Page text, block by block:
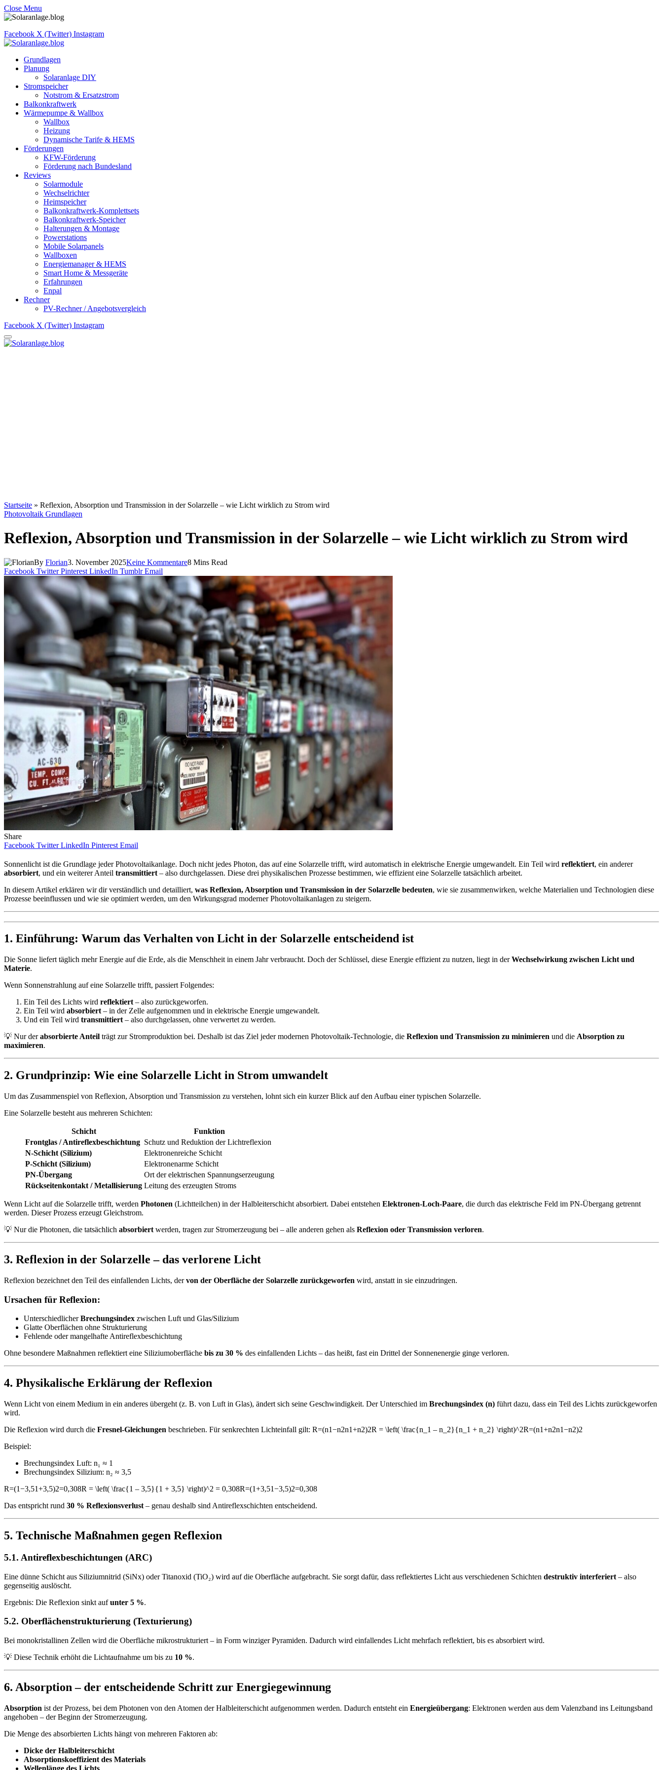
Close Menu
Facebook X (Twitter) Instagram
Grundlagen
Planung
Solaranlage DIY
Stromspeicher
Notstrom & Ersatzstrom
Balkonkraftwerk
Wärmepumpe & Wallbox
Wallbox
Heizung
Dynamische Tarife & HEMS
Förderungen
KFW-Förderung
Förderung nach Bundesland
Reviews
Solarmodule
Wechselrichter
Heimspeicher
Balkonkraftwerk-Komplettsets
Balkonkraftwerk-Speicher
Halterungen & Montage
Powerstations
Mobile Solarpanels
Wallboxen
Energiemanager & HEMS
Smart Home & Messgeräte
Erfahrungen
Enpal
Rechner
PV-Rechner / Angebotsvergleich
Facebook X (Twitter) Instagram
Startseite » Reflexion, Absorption und Transmission in der Solarzelle – wie Licht wirklich zu Strom wird
Photovoltaik Grundlagen
Reflexion, Absorption und Transmission in der Solarzelle – wie Licht wirklich zu Strom wird
By Florian3. November 2025Keine Kommentare8 Mins Read
Facebook Twitter Pinterest LinkedIn Tumblr Email
Share
Facebook Twitter LinkedIn Pinterest Email
Sonnenlicht ist die Grundlage jeder Photovoltaikanlage. Doch nicht jedes Photon, das auf eine Solarzelle trifft, wird automatisch in elektrische Energie umgewandelt. Ein Teil wird reflektiert, ein anderer
absorbiert, und ein weiterer Anteil transmittiert – also durchgelassen. Diese drei physikalischen Prozesse bestimmen, wie effizient eine Solarzelle tatsächlich arbeitet.
In diesem Artikel erklären wir dir verständlich und detailliert, was Reflexion, Absorption und Transmission in der Solarzelle bedeuten, wie sie zusammenwirken, welche Materialien und Technologien diese
Prozesse beeinflussen und wie sie optimiert werden, um den Wirkungsgrad moderner Photovoltaikanlagen zu steigern.
1. Einführung: Warum das Verhalten von Licht in der Solarzelle entscheidend ist
Die Sonne liefert täglich mehr Energie auf die Erde, als die Menschheit in einem Jahr verbraucht. Doch der Schlüssel, diese Energie effizient zu nutzen, liegt in derWechselwirkung zwischen Licht und
Materie.
Wenn Sonnenstrahlung auf eine Solarzelle trifft, passiert Folgendes:
Ein Teil des Lichts wird reflektiert – also zurückgeworfen.
Ein Teil wird absorbiert – in der Zelle aufgenommen und in elektrische Energie umgewandelt.
Und ein Teil wird transmittiert – also durchgelassen, ohne verwertet zu werden.
💡 Nur derabsorbierte Anteil trägt zur Stromproduktion bei. Deshalb ist das Ziel jeder modernen Photovoltaik-Technologie, die Reflexion und Transmission zu minimieren und die Absorption zu
maximieren.
2. Grundprinzip: Wie eine Solarzelle Licht in Strom umwandelt
Um das Zusammenspiel von Reflexion, Absorption und Transmission zu verstehen, lohnt sich ein kurzer Blick auf den Aufbau einer typischen Solarzelle.
Eine Solarzelle besteht aus mehreren Schichten:
Schicht
Funktion
Frontglas / Antireflexbeschichtung Schutz und Reduktion der Lichtreflexion
N-Schicht (Silizium)
Elektronenreiche Schicht
P-Schicht (Silizium)
Elektronenarme Schicht
PN-Übergang
Ort der elektrischen Spannungserzeugung
Rückseitenkontakt / Metallisierung Leitung des erzeugten Stroms
Wenn Licht auf die Solarzelle trifft, werden Photonen (Lichtteilchen) in der Halbleiterschicht absorbiert. Dabei entstehen Elektronen-Loch-Paare, die durch das elektrische Feld im PN-Übergang getrennt
werden. Dieser Prozess erzeugt Gleichstrom.
💡 Nur die Photonen, die tatsächlich absorbiert werden, tragen zur Stromerzeugung bei – alle anderen gehen als Reflexion oder Transmission verloren.
3. Reflexion in der Solarzelle – das verlorene Licht
Reflexion bezeichnet den Teil des einfallenden Lichts, dervon der Oberfläche der Solarzelle zurückgeworfen wird, anstatt in sie einzudringen.
Ursachen für Reflexion:
UnterschiedlicherBrechungsindex zwischen Luft und Glas/Silizium
Glatte Oberflächen ohne Strukturierung
Fehlende oder mangelhafte Antireflexbeschichtung
Ohne besondere Maßnahmen reflektiert eine Siliziumoberfläche bis zu 30 % des einfallenden Lichts – das heißt, fast ein Drittel der Sonnenenergie ginge verloren.
4. Physikalische Erklärung der Reflexion
Wenn Licht von einem Medium in ein anderes übergeht (z. B. von Luft in Glas), ändert sich seine Geschwindigkeit. Der Unterschied im Brechungsindex (n) führt dazu, dass ein Teil des Lichts zurückgeworfen
wird.
Die Reflexion wird durch die Fresnel-Gleichungen beschrieben. Für senkrechten Lichteinfall gilt: R=(n1−n2n1+n2)2R = \left( \frac{n_1 – n_2}{n_1 + n_2} \right)^2R=(n1​+n2​n1​−n2​​)2
Beispiel:
Brechungsindex Luft: n₁ ≈ 1
Brechungsindex Silizium: n₂ ≈ 3,5
R=(1−3,51+3,5)2=0,308R = \left( \frac{1 – 3,5}{1 + 3,5} \right)^2 = 0,308R=(1+3,51−3,5​)2=0,308
Das entspricht rund 30 % Reflexionsverlust – genau deshalb sind Antireflexschichten entscheidend.
5. Technische Maßnahmen gegen Reflexion
5.1. Antireflexbeschichtungen (ARC)
Eine dünne Schicht aus Siliziumnitrid (SiNx) oder Titanoxid (TiO₂) wird auf die Oberfläche aufgebracht. Sie sorgt dafür, dass reflektiertes Licht aus verschiedenen Schichten destruktiv interferiert – also
gegenseitig auslöscht.
Ergebnis: Die Reflexion sinkt aufunter 5 %.
5.2. Oberflächenstrukturierung (Texturierung)
Bei monokristallinen Zellen wird die Oberfläche mikrostrukturiert – in Form winziger Pyramiden. Dadurch wird einfallendes Licht mehrfach reflektiert, bis es absorbiert wird.
💡 Diese Technik erhöht die Lichtaufnahme um bis zu 10 %.
6. Absorption – der entscheidende Schritt zur Energiegewinnung
Absorption ist der Prozess, bei dem Photonen von den Atomen der Halbleiterschicht aufgenommen werden. Dadurch entsteht ein Energieübergang: Elektronen werden aus dem Valenzband ins Leitungsband
angehoben – der Beginn der Stromerzeugung.
Die Menge des absorbierten Lichts hängt von mehreren Faktoren ab:
Dicke der Halbleiterschicht
Absorptionskoeffizient des Materials
Wellenlänge des Lichts